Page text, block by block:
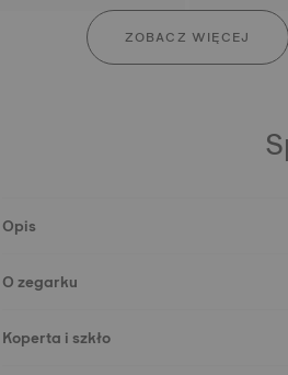
ZOBACZ WIĘCEJ
Opis
O zegarku
Koperta i szkło